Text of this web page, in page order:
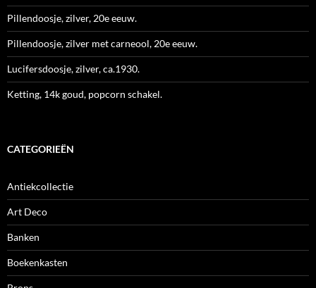
Pillendoosje, zilver, 20e eeuw.
Pillendoosje, zilver met carneool, 20e eeuw.
Lucifersdoosje, zilver, ca.1930.
Ketting, 14k goud, popcorn schakel.
CATEGORIEËN
Antiekcollectie
Art Deco
Banken
Boekenkasten